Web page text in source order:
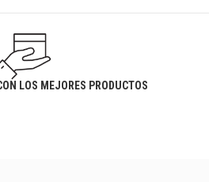
LOS MEJORES PRODUCTOS